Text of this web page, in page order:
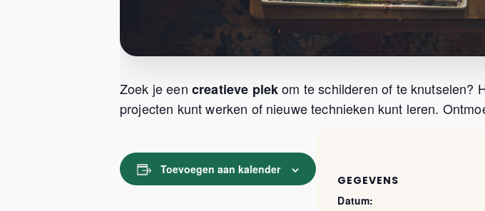
Zoek je een creatieve plekom te schilderen of te knutselen?
projecten kunt werken of nieuwe technieken kunt leren.
Toevoegen aan kalender
GEGEVENS
Datum: